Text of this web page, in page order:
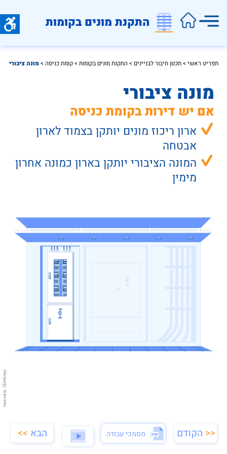
מסמכי עבודה
התקנת מונים בקומות
תפריט ראשי > תכנון חיבור לבניינים > התקנת מונים בקומות > קומת כניסה > מונה ציבורי
מונה ציבורי
אם יש דירות בקומת כניסה
אבטחה
מימין
<< הקודם הבא >>